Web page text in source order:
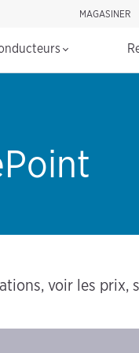
MAGASINER
voir les prix,